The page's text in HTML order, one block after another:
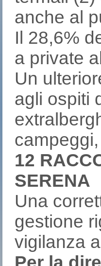
anche al
Il 28,6%
a private
Un
agli ospiti
12
SERENA
Una
gestione
vigilanza